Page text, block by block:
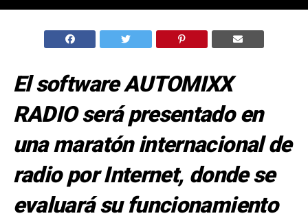
El software AUTOMIXX
RADIO será presentado en
una maratón internacional de
radio por Internet, donde se
evaluará su funcionamiento